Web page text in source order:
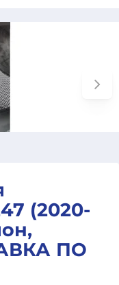
(2020-
ПО